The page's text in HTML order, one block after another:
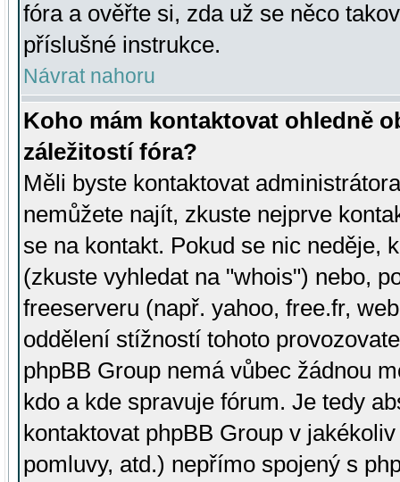
fóra a ověřte si, zda už se něco
příslušné instrukce.
Návrat nahoru
Koho mám kontaktovat ohledně
záležitostí fóra?
Měli byste kontaktovat
nemůžete najít, zkuste nejprve
se na kontakt. Pokud se nic neděje,
(zkuste vyhledat na "whois") nebo,
freeserveru (např. yahoo, free.fr,
oddělení stížností tohoto
phpBB Group nemá vůbec žádnou
kdo a kde spravuje fórum. Je tedy
kontaktovat phpBB Group v
pomluvy, atd.) nepřímo spojený s